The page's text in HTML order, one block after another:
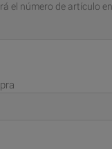
el número de artículo